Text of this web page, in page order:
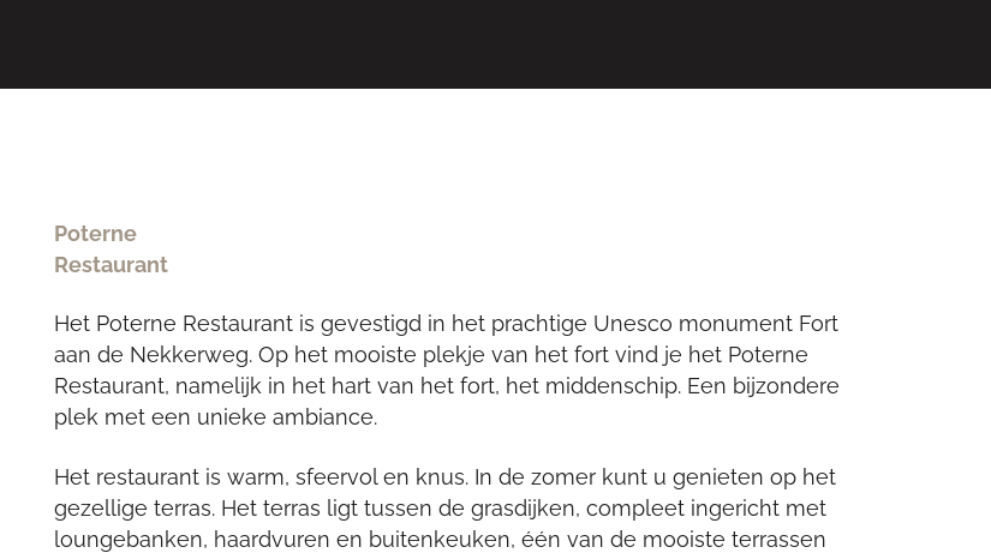
Poterne
Restaurant
Het Poterne Restaurant is gevestigd in het prachtige Unesco monument Fort
aan de Nekkerweg. Op het mooiste plekje van het fort vind je het Poterne
Restaurant, namelijk in het hart van het fort, het middenschip. Een bijzondere
plek met een unieke ambiance.
Het restaurant is warm, sfeervol en knus. In de zomer kunt u genieten op het
gezellige terras. Het terras ligt tussen de grasdijken, compleet ingericht met
loungebanken, haardvuren en buitenkeuken, één van de mooiste terrassen